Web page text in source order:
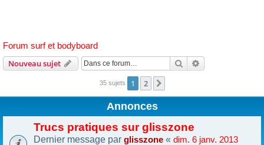
Forum surf et bodyboard
Nouveau sujet Rechercher
35 sujets 1 2
Annonces
Trucs pratiques sur glisszone
Dernier message par glisszone « dim. 6 janv. 2013